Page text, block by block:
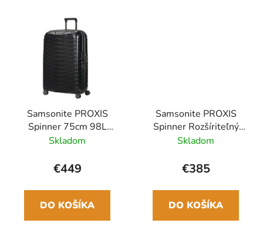
Samsonite PROXIS
Spinner 75cm 98L
Čierna
Skladom
€449
DO KOŠÍKA
Samsonite PROXIS
Spinner Rozšíriteľný
55cm 38/44 L Zlatý
Skladom
€385
DO KOŠÍKA